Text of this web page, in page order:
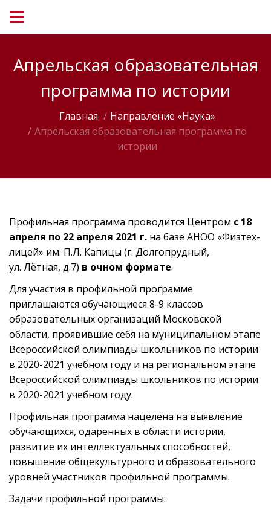
Апрельская образовательная
программа по истории
Главная
Направление «Наука»
Апрельская образовательная программа по
истории
Профильная программа проводится Центром с 18
апреля по 22 апреля 2021 г. на базе АНОО «Физтех-
лицей» им. П.Л. Капицы (г. Долгопрудный,
ул. Лётная, д.7) в очном формате.
Для участия в профильной программе
приглашаются обучающиеся 8-9 классов
образовательных организаций Московской
области, проявившие себя на муниципальном этапе
Всероссийской олимпиады школьников по истории
в 2020-2021 учебном году и на региональном этапе
Всероссийской олимпиады школьников по истории
в 2020-2021 учебном году.
Профильная программа нацелена на выявление
обучающихся, одарённых в области истории,
развитие их интеллектуальных способностей,
повышение общекультурного и образовательного
уровней участников профильной программы.
Задачи профильной программы: